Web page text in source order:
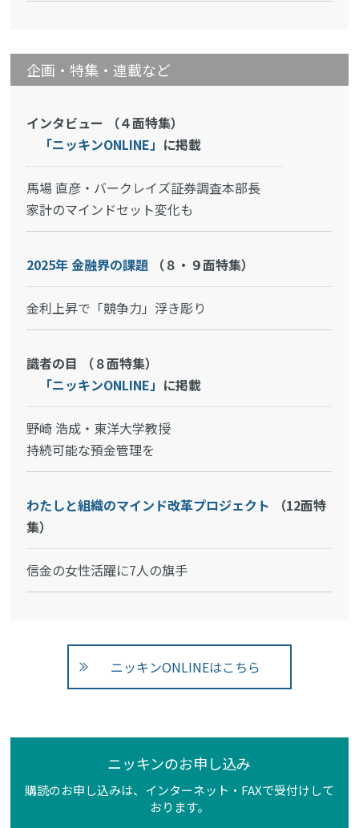
企画・特集・連載など
インタビュー （４面特集）
「ニッキンONLINE」 に掲載
馬場 直彦・バークレイズ証券調査本部長
家計のマインドセット変化も
2025年 金融界の課題 （８・９面特集）
金利上昇で「競争力」浮き彫り
識者の目 （８面特集）
「ニッキンONLINE」 に掲載
野崎 浩成・東洋大学教授
持続可能な預金管理を
わたしと組織のマインド改革プロジェクト
（12面特
集）
信金の女性活躍に7人の旗手
ニッキンONLINEはこちら
ニッキンのお申し込み
購読のお申し込みは、インターネット・FAXで受付けして
おります。